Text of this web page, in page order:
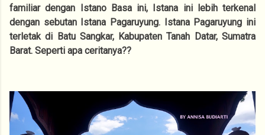
familiar dengan Istano Basa ini, Istana ini lebih terkenal
dengan sebutan Istana Pagaruyung. Istana Pagaruyung ini
terletak di Batu Sangkar, Kabupaten Tanah Datar, Sumatra
Barat. Seperti apa ceritanya??